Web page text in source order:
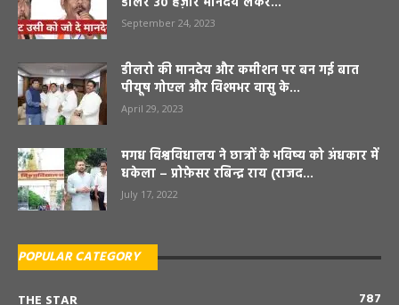
September 24, 2023
डीलरो की मानदेय और कमीशन पर बन गई बात
पीयूष गोएल और विश्मभर वासु के...
April 29, 2023
मगध विश्वविधालय ने छात्रों के भविष्य को अंधकार में
धकेला – प्रोफ़ेसर रबिन्द्र राय (राजद...
July 17, 2022
POPULAR CATEGORY
787